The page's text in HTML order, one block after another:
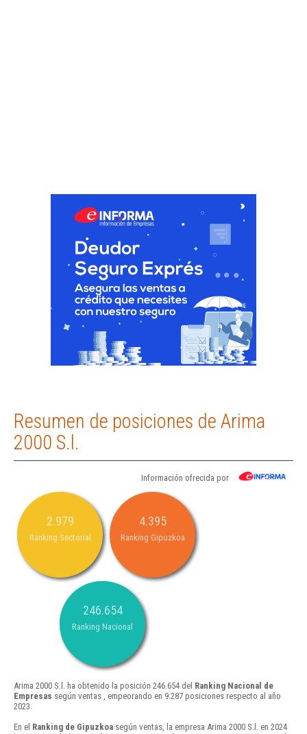
Resumen de posiciones de Arima
2000 S.l.
Información ofrecida por
2.979
Ranking Sectorial
4.395
Ranking Gipuzkoa
246.654
Ranking Nacional
Arima 2000 S.l. ha obtenido la posición 246.654 del Ranking Nacional de
Empresas según ventas , empeorando en 9.287 posiciones respecto al año
2023.
En el Ranking de Gipuzkoa según ventas, la empresa Arima 2000 S.l. en 2024